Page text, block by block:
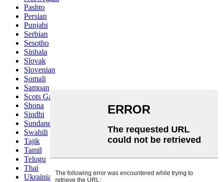
Pashto
Persian
Punjabi
Serbian
Sesotho
Sinhala
Slovak
Slovenian
Somali
Samoan
Scots Gaelic
Shona
Sindhi
Sundanese
Swahili
Tajik
Tamil
Telugu
Thai
Ukrainian